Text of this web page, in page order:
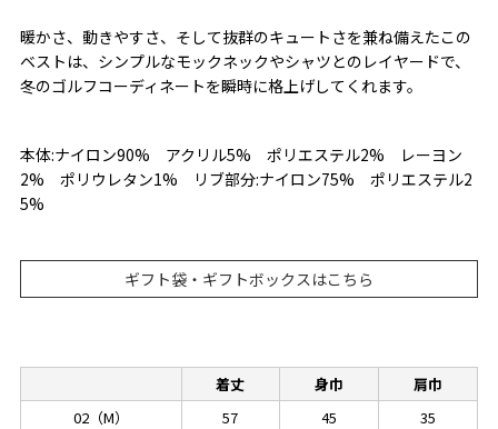
暖かさ、動きやすさ、そして抜群のキュートさを兼ね備えたこの
ベストは、シンプルなモックネックやシャツとのレイヤードで、
冬のゴルフコーディネートを瞬時に格上げしてくれます。
本体:ナイロン90% アクリル5% ポリエステル2% レーヨン
2% ポリウレタン1% リブ部分:ナイロン75% ポリエステル2
5%
ギフト袋・ギフトボックスはこちら
着丈 身巾
肩巾
02（M）
57 45
35